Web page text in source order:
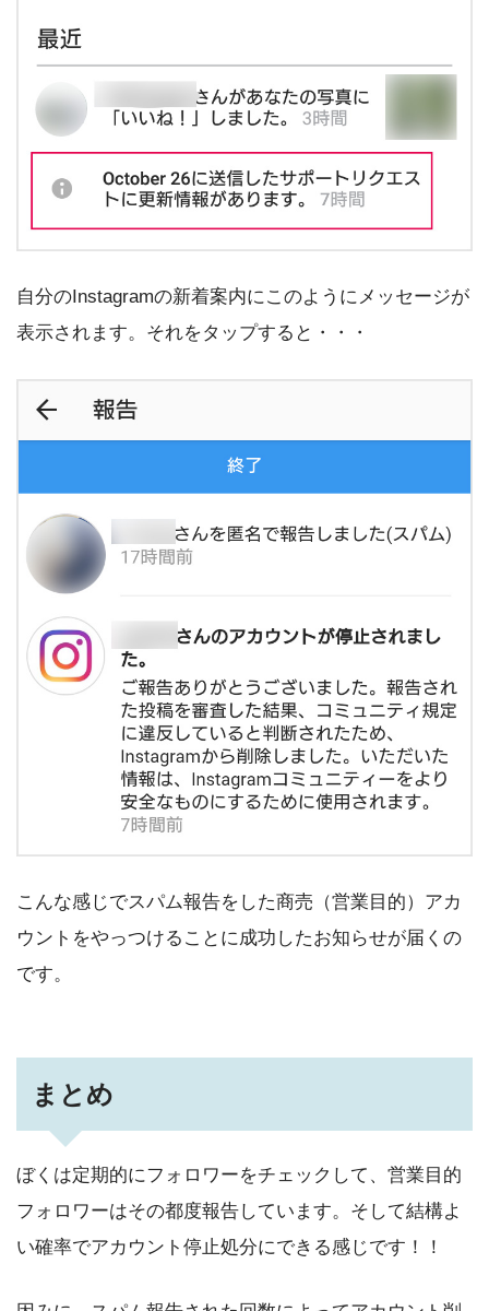
自分のInstagramの新着案内にこのようにメッセージが
表示されます。それをタップすると・・・
こんな感じでスパム報告をした商売（営業目的）アカ
ウントをやっつけることに成功したお知らせが届くの
です。
まとめ
ぼくは定期的にフォロワーをチェックして、営業目的
フォロワーはその都度報告しています。そして結構よ
い確率でアカウント停止処分にできる感じです！！